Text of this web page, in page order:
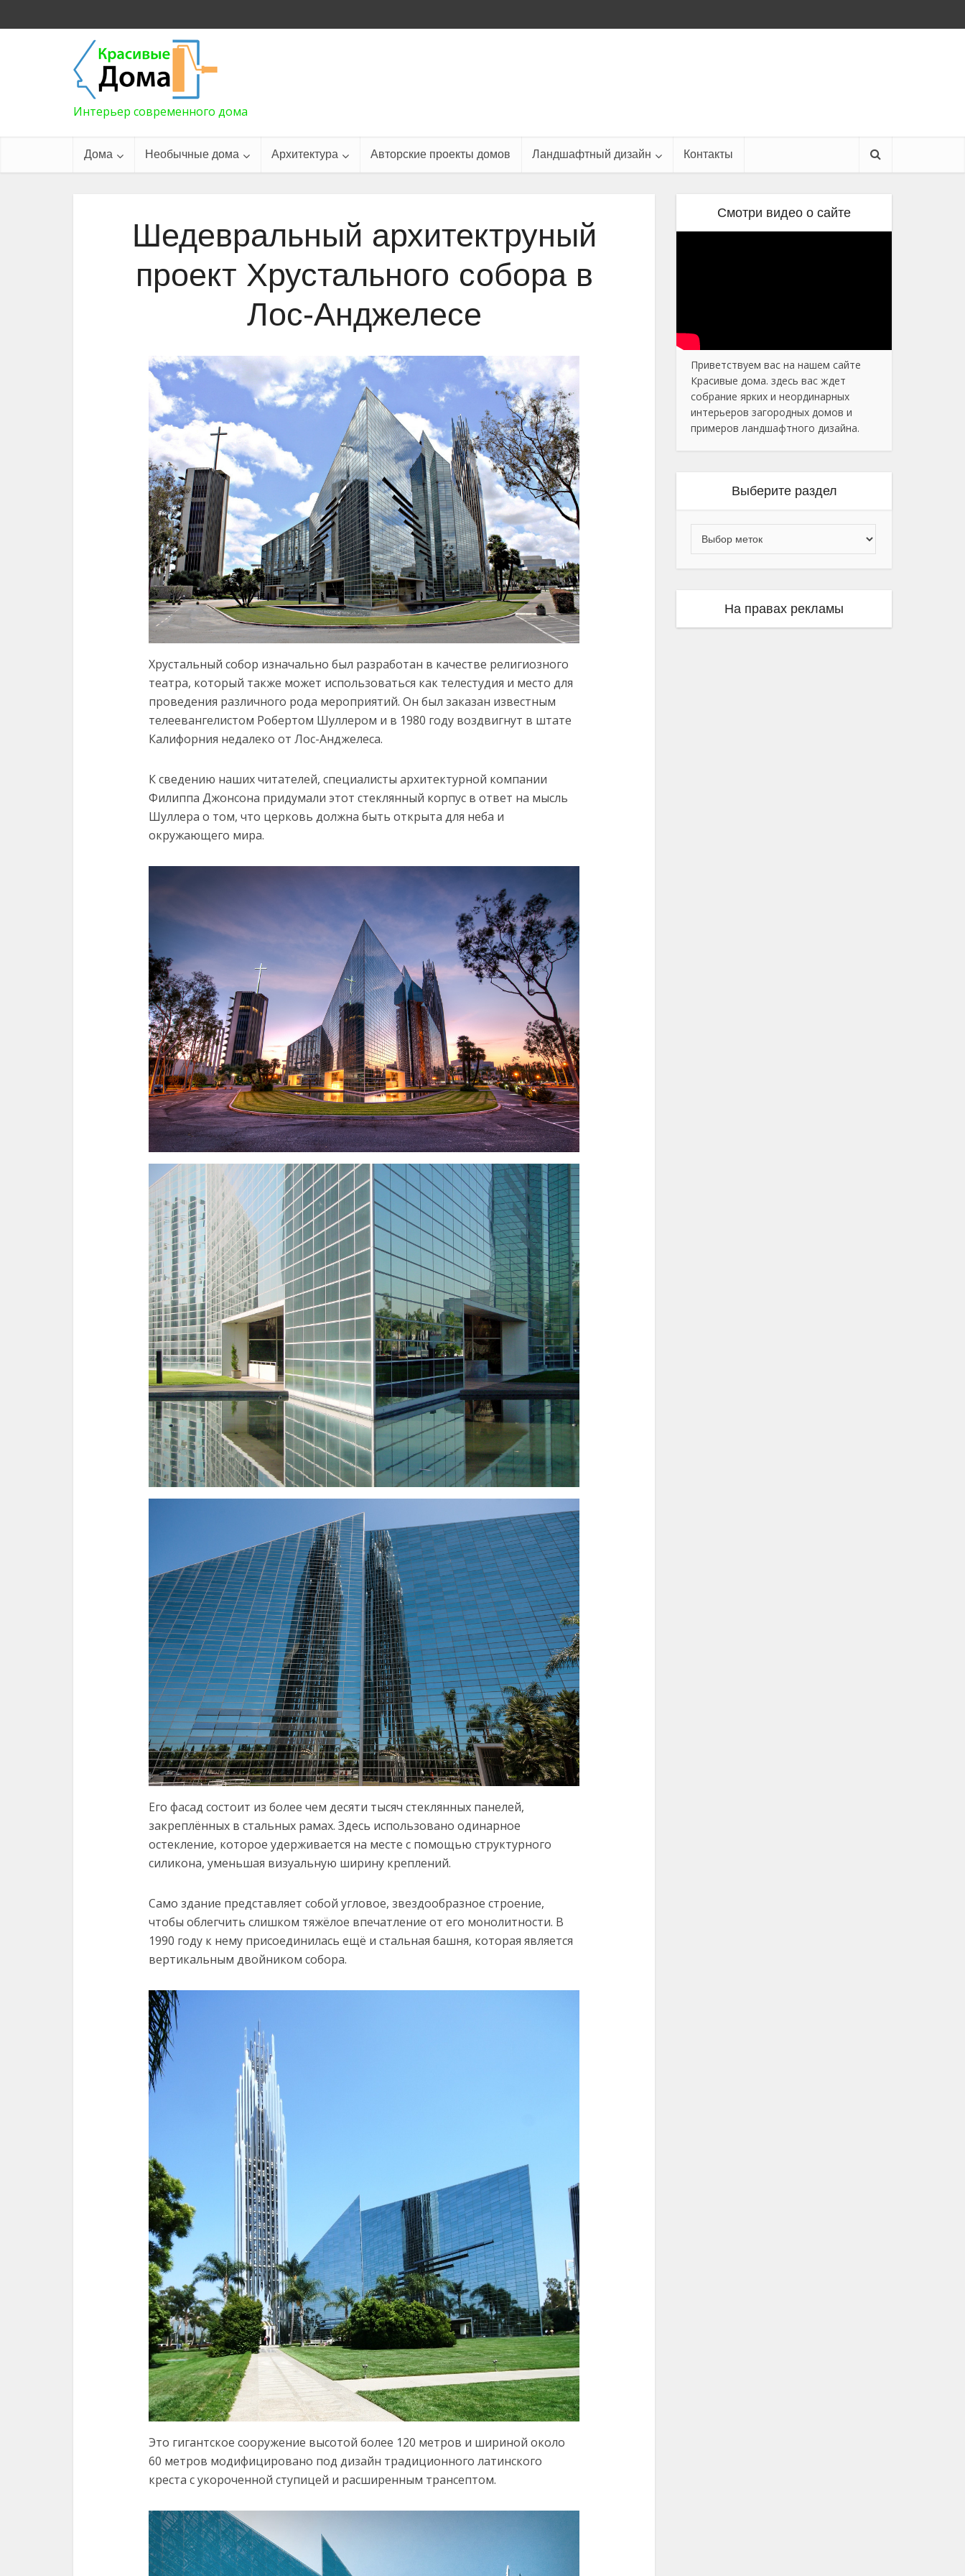
Интерьер современного дома
Дома Необычные дома Архитектура Авторские проекты домов Ландшафтный дизайн Контакты
Шедевральный архитектруный
проект Хрустального собора в
Лос-Анджелесе
Хрустальный собор изначально был разработан в качестве религиозного
театра, который также может использоваться как телестудия и место для
проведения различного рода мероприятий. Он был заказан известным
телеевангелистом Робертом Шуллером и в 1980 году воздвигнут в штате
Калифорния недалеко от Лос-Анджелеса.
К сведению наших читателей, специалисты архитектурной компании
Филиппа Джонсона придумали этот стеклянный корпус в ответ на мысль
Шуллера о том, что церковь должна быть открыта для неба и
окружающего мира.
Его фасад состоит из более чем десяти тысяч стеклянных панелей,
закреплённых в стальных рамах. Здесь использовано одинарное
остекление, которое удерживается на месте с помощью структурного
силикона, уменьшая визуальную ширину креплений.
Само здание представляет собой угловое, звездообразное строение,
чтобы облегчить слишком тяжёлое впечатление от его монолитности. В
1990 году к нему присоединилась ещё и стальная башня, которая является
вертикальным двойником собора.
Это гигантское сооружение высотой более 120 метров и шириной около
60 метров модифицировано под дизайн традиционного латинского
креста с укороченной ступицей и расширенным трансептом.
Смотри видео о сайте
Приветствуем вас на нашем сайте
Красивые дома. здесь вас ждет
собрание ярких и неординарных
интерьеров загородных домов и
примеров ландшафтного дизайна.
Выберите раздел
На правах рекламы